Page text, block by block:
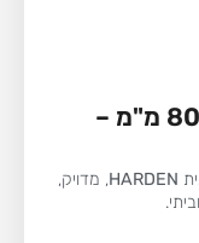
פלס אלומיניום מגנטי 800 מ"מ –
HARDEN, מדויק,